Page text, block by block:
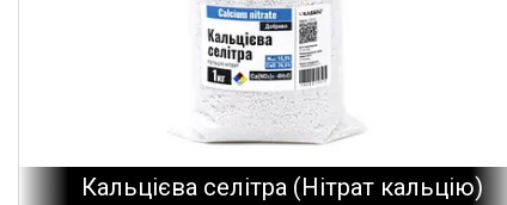
Кальцієва селітра (Нітрат кальцію)